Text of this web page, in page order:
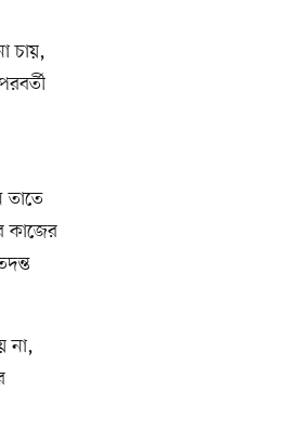
চায়,
তাতে
কাজের
না,